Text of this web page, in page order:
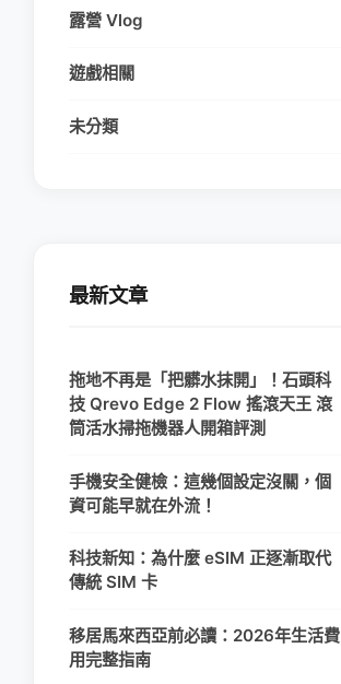
露營 Vlog
遊戲相關
未分類
最新文章
拖地不再是「把髒水抹開」！石頭科
技 Qrevo Edge 2 Flow 搖滾天王 滾
筒活水掃拖機器人開箱評測
手機安全健檢：這幾個設定沒關，個
資可能早就在外流！
科技新知：為什麼 eSIM 正逐漸取代
傳統 SIM 卡
移居馬來西亞前必讀：2026年生活費
用完整指南